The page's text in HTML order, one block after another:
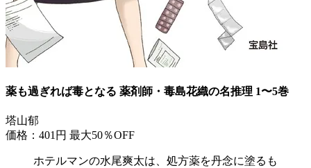
薬も過ぎれば毒となる 薬剤師・毒島花織の名推理 1〜5巻
塔山郁
価格：401円 最大50％OFF
ホテルマンの水尾爽太は、処方薬を丹念に塗るも